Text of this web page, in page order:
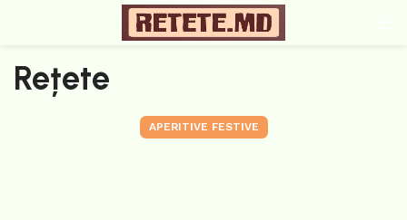
Rețete
APERITIVE FESTIVE